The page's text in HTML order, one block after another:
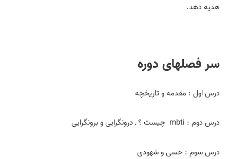
هدیه دهد.
سر فصل­های دوره
درس اول : مقدمه و تاریخچه
درس دوم : mbti چیست ؟ ـ درونگرایی و برونگرایی
درس سوم : حسی و شهودی